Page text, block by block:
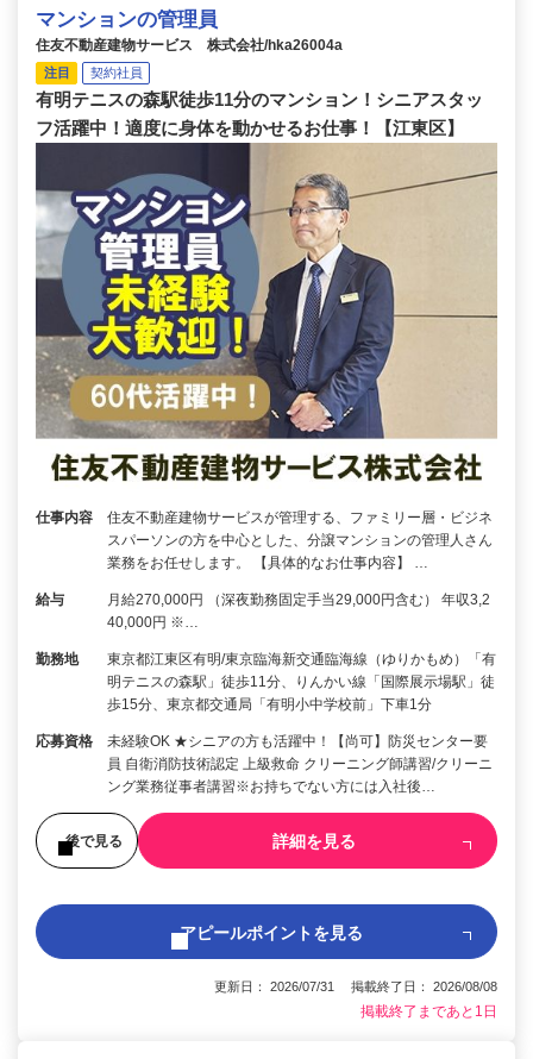
マンションの管理員
住友不動産建物サービス 株式会社/hka26004a
注目 契約社員
有明テニスの森駅徒歩11分のマンション！シニアスタッ
フ活躍中！適度に身体を動かせるお仕事！【江東区】
仕事内容
住友不動産建物サービスが管理する、ファミリー層・ビジネ
スパーソンの方を中心とした、分譲マンションの管理人さん
業務をお任せします。 【具体的なお仕事内容】 …
給与
月給270,000円 （深夜勤務固定手当29,000円含む） 年収3,2
40,000円 ※…
勤務地
東京都江東区有明/東京臨海新交通臨海線（ゆりかもめ）「有
明テニスの森駅」徒歩11分、りんかい線「国際展示場駅」徒
歩15分、東京都交通局「有明小中学校前」下車1分
応募資格
未経験OK ★シニアの方も活躍中！【尚可】防災センター要
員 自衛消防技術認定 上級救命 クリーニング師講習/クリーニ
ング業務従事者講習※お持ちでない方には入社後…
後で見る 詳細を見る
アピールポイントを見る
更新日： 2026/07/31 掲載終了日： 2026/08/08
掲載終了まであと1日